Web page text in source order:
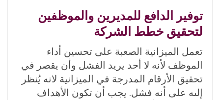
توفير الدافع للمديرين والموظفين
لتحقيق خطط الشركة
تعمل الميزانية الصعبة على تحسين أداء
الموظف لأنه لا أحد يريد الفشل وأن يقصر في
تحقيق الأرقام المدرجة في الميزانية لانه يُنظر
إلىه على أنه فشل. يجب أن تكون الأهداف